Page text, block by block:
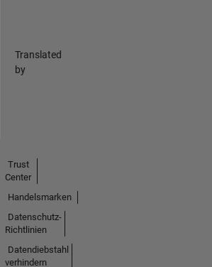
Translated
by
Trust
Center
Handelsmarken
Datenschutz-
Richtlinien
Datendiebstahl
verhindern